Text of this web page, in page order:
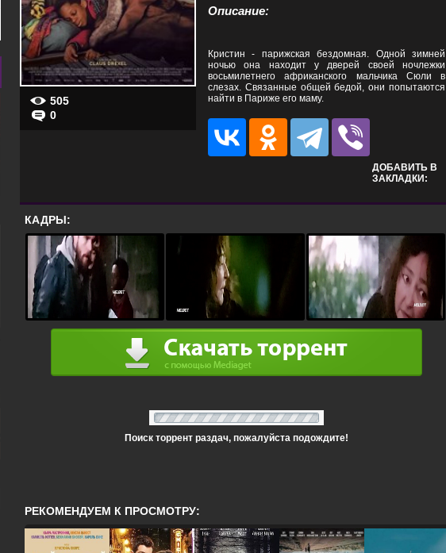
505
0
Описание:
Кристин - парижская бездомная. Одной зимней
ночью она находит у дверей своей ночлежки
восьмилетнего африканского мальчика Сюли в
слезах. Связанные общей бедой, они попытаются
найти в Париже его маму.
ДОБАВИТЬ В
ЗАКЛАДКИ:
КАДРЫ:
Поиск торрент раздач, пожалуйста подождите!
РЕКОМЕНДУЕМ К ПРОСМОТРУ: